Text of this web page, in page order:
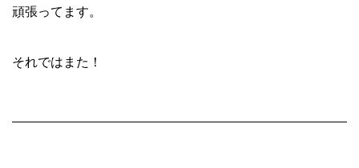
頑張ってます。
それではまた！